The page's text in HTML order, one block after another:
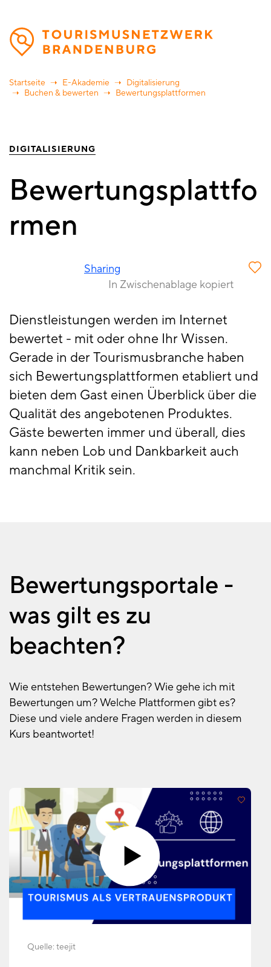
Direkt
zum
Inhalt
Startseite E-Akademie
Digitalisierung
Buchen & bewerten
Bewertungsplattformen
DIGITALISIERUNG
Bewertungsplattfo
rmen
Sharing
In Zwischenablage kopiert
Dienstleistungen werden im Internet
bewertet - mit oder ohne Ihr Wissen.
Gerade in der Tourismusbranche haben
sich Bewertungsplattformen etabliert und
bieten dem Gast einen Überblick über die
Qualität des angebotenen Produktes.
Gäste bewerten immer und überall, dies
kann neben Lob und Dankbarkeit auch
manchmal Kritik sein.
Bewertungsportale -
was gilt es zu
beachten?
Wie entstehen Bewertungen? Wie gehe ich mit
Bewertungen um? Welche Plattformen gibt es?
Diese und viele andere Fragen werden in diesem
Kurs beantwortet!
Quelle: teejit